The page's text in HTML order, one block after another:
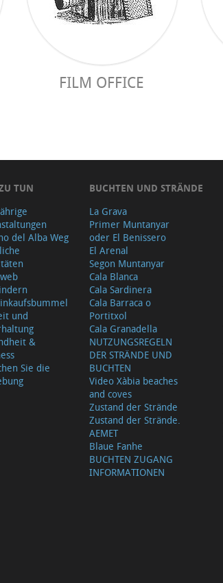
FILM OFFICE
TUN
del Alba Weg
und
&
Sie die
BUCHTEN UND STRÄNDE
La Grava
Primer Muntanyar
oder El Benissero
El Arenal
Segon Muntanyar
Cala Blanca
Cala Sardinera
Cala Barraca o
Portitxol
Cala Granadella
NUTZUNGSREGELN
DER STRÄNDE UND
BUCHTEN
Video Xàbia beaches
and coves
Zustand der Strände
Zustand der Strände.
AEMET
Blaue Fanhe
BUCHTEN ZUGANG
INFORMATIONEN